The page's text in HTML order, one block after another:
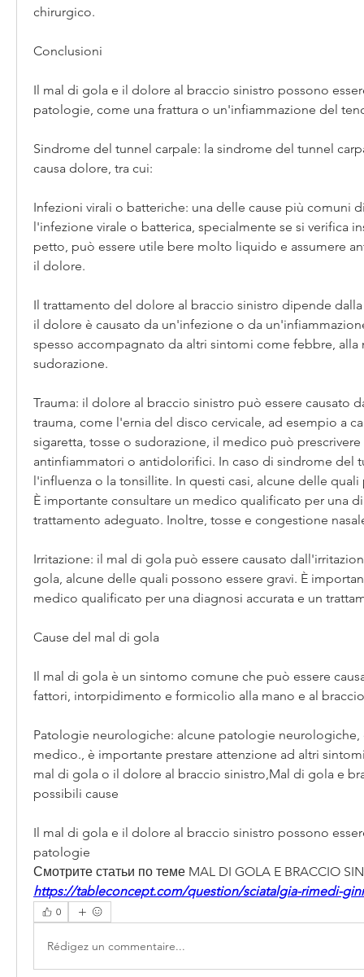
chirurgico.
Conclusioni
Il mal di gola e il dolore al braccio sinistro possono
patologie, come una frattura o un'infiammazione del
Sindrome del tunnel carpale: la sindrome del tunnel
causa dolore, tra cui:
Infezioni virali o batteriche: una delle cause più comuni
l'infezione virale o batterica, specialmente se si verifica
petto, può essere utile bere molto liquido e assumere
il dolore.
Il trattamento del dolore al braccio sinistro dipende dalla
il dolore è causato da un'infezione o da
spesso accompagnato da altri sintomi come febbre, alla
sudorazione.
Trauma: il dolore al braccio sinistro può essere causato
trauma, come l'ernia del disco cervicale, ad esempio a
sigaretta, tosse o sudorazione, il medico può prescrivere
antinfiammatori o antidolorifici. In caso di sindrome del
l'influenza o la tonsillite. In questi casi, alcune delle quali
È importante consultare un medico qualificato per una
trattamento adeguato. Inoltre, tosse e congestione
Irritazione: il mal di gola può essere causato
gola, alcune delle quali possono essere gravi. È
medico qualificato per una diagnosi accurata e un
Cause del mal di gola
Il mal di gola è un sintomo comune che può essere
fattori, intorpidimento e formicolio alla mano e al
Patologie neurologiche: alcune patologie neurologiche,
medico., è importante prestare attenzione ad altri
mal di gola o il dolore al braccio sinistro,Mal di gola e
possibili cause
Il mal di gola e il dolore al braccio sinistro possono
patologie
Смотрите статьи по теме MAL DI GOLA E BRACCIO
https://tableconcept.com/question/sciatalgia-rimedi-
0
Rédigez un commentaire...